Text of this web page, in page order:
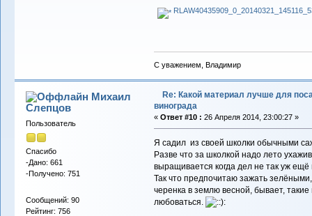
С уважением, Владимир
Михаил
Слепцов
Пользователь
Спасибо
-Дано: 661
-Получено: 751
Сообщений: 90
Рейтинг: 756
Re: Какой материал лучше для
винограда
« Ответ #10 : 26 Апреля 2014, 23:00:27 »
Я садил из своей школки обычными
Разве что за школкой надо лето
выращивается когда дел не так уж
Так что предпочитаю зажать
черенка в землю весной, бывает,
любоваться.